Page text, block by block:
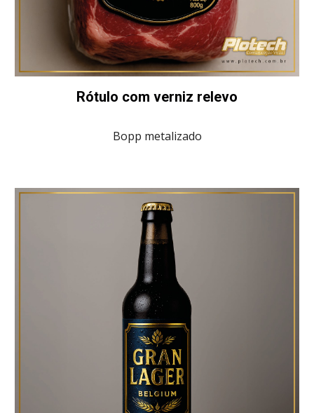
Rótulo com verniz relevo
Bopp metalizado